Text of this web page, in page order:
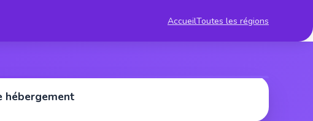
AccueilToutes les régions
hébergement